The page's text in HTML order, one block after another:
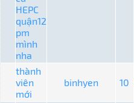
HEPC
quận12
pm
mình
nha
thành
viên
mới
binhyen 10